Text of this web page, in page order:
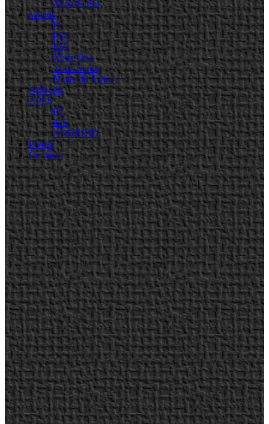
Xbox Series
Videos
PC
PS4
PS5
Xbox One
Xbox Series
Nintendo Switch
Artículos
APPS
PC
iOS
ANDROID
Prensa
Contacto